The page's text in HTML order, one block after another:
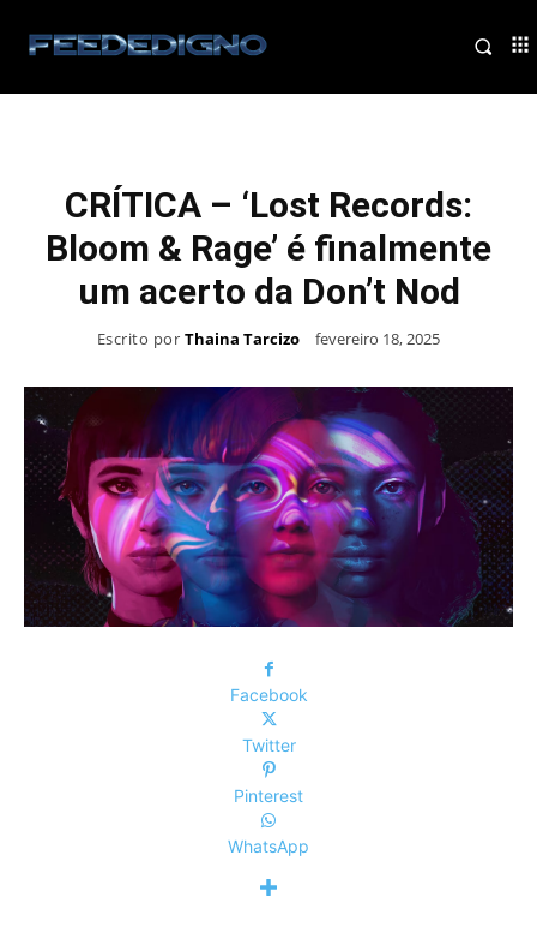
CRÍTICA – ‘Lost Records:
Bloom & Rage’ é finalmente
um acerto da Don’t Nod
Escrito por Thaina Tarcizo fevereiro 18, 2025
Facebook
Twitter
Pinterest
WhatsApp